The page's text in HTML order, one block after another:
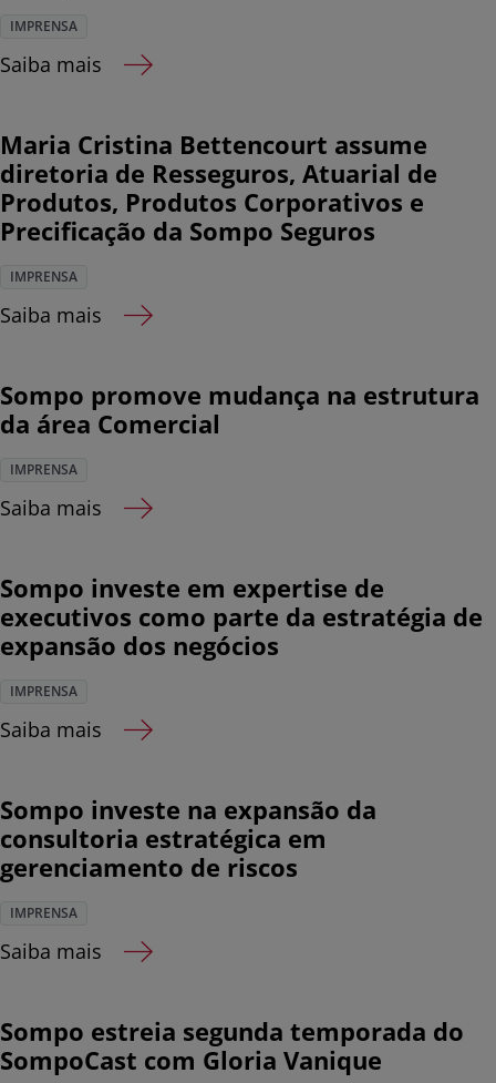
IMPRENSA
Saiba mais
Maria Cristina Bettencourt assume
diretoria de Resseguros, Atuarial de
Produtos, Produtos Corporativos e
Precificação da Sompo Seguros
IMPRENSA
Saiba mais
Sompo promove mudança na estrutura
da área Comercial
IMPRENSA
Saiba mais
Sompo investe em expertise de
executivos como parte da estratégia de
expansão dos negócios
IMPRENSA
Saiba mais
Sompo investe na expansão da
consultoria estratégica em
gerenciamento de riscos
IMPRENSA
Saiba mais
Sompo estreia segunda temporada do
SompoCast com Gloria Vanique